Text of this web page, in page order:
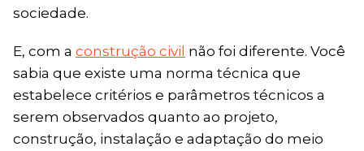
sociedade.
E, com a construção civil não foi diferente. Você
sabia que existe uma norma técnica que
estabelece critérios e parâmetros técnicos a
serem observados quanto ao projeto,
construção, instalação e adaptação do meio